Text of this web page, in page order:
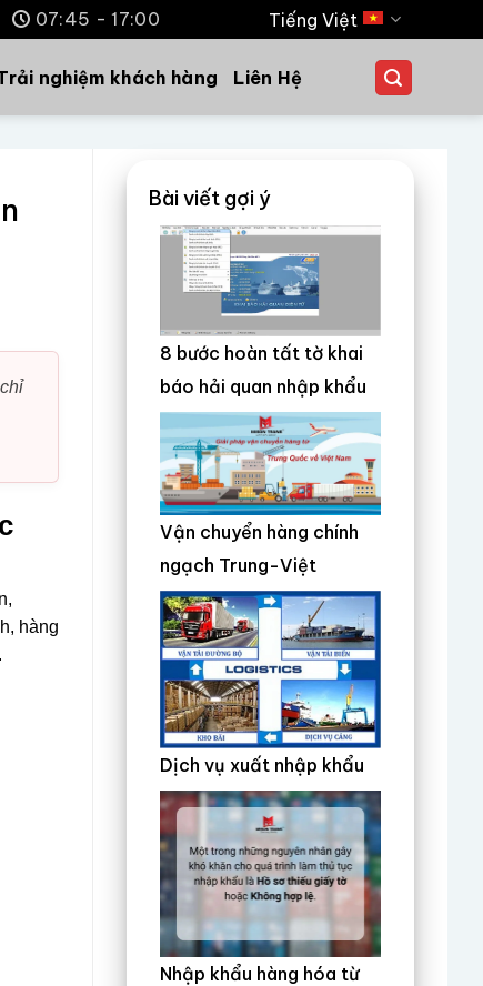
07:45 - 17:00 Tiếng Việt
nghiệm khách hàng Liên Hệ
hàng
Bài viết gợi ý
8 bước hoàn tất tờ khai
báo hải quan nhập khẩu
Vận chuyển hàng chính
ngạch Trung-Việt
Dịch vụ xuất nhập khẩu
Nhập khẩu hàng hóa từ